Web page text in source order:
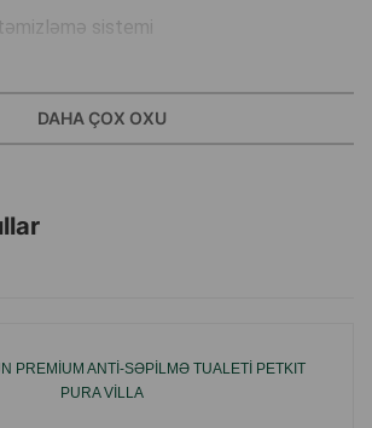
sistemi
pişiyin içəridə olub-olmamasını
çıxdıqdan sonra cihaz avtomatik olaraq:
qutuda toplayır.
ilə tam nəzarət
DAHA ÇOX OXU
PREMIUM ANTI-SƏPILMƏ TUALETI PETKIT
PURA VILLA